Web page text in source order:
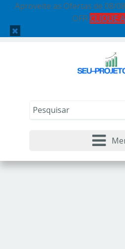
Aproveite as Ofertas de 08/
OFF! CLIQUE